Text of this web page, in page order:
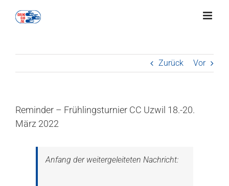
Inhalt
Zurück Vor
Reminder – Frühlingsturnier CC Uzwil 18.-20.
März 2022
Anfang der weitergeleiteten Nachricht: